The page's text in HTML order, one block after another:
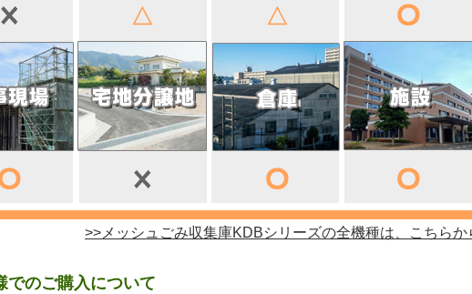
>>メッシュごみ収集庫KDBシリーズの全機種は、こちらか
でのご購入について